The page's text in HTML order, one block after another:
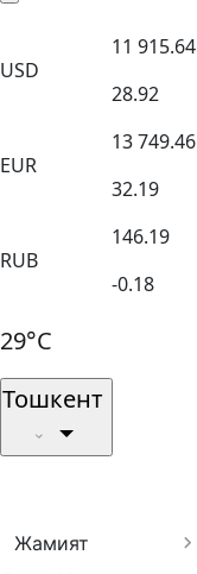
USD
11 915.64
28.92
EUR
13 749.46
32.19
RUB
146.19
-0.18
29°C
Тошкент
Жамият